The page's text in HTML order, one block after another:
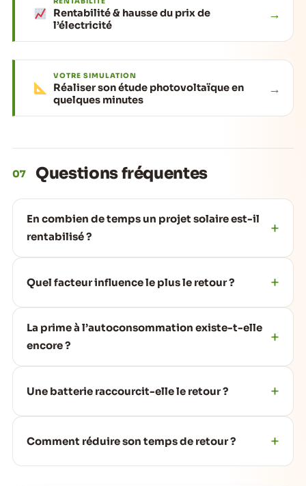
Rentabilité & hausse du prix de
l’électricité
→
VOTRE SIMULATION
Réaliser son étude photovoltaïque en
quelques minutes
→
07 Questions fréquentes
En combien de temps un projet solaire est-il
rentabilisé ?
Quel facteur influence le plus le retour ?
La prime à l’autoconsommation existe-t-elle
encore ?
Une batterie raccourcit-elle le retour ?
Comment réduire son temps de retour ?